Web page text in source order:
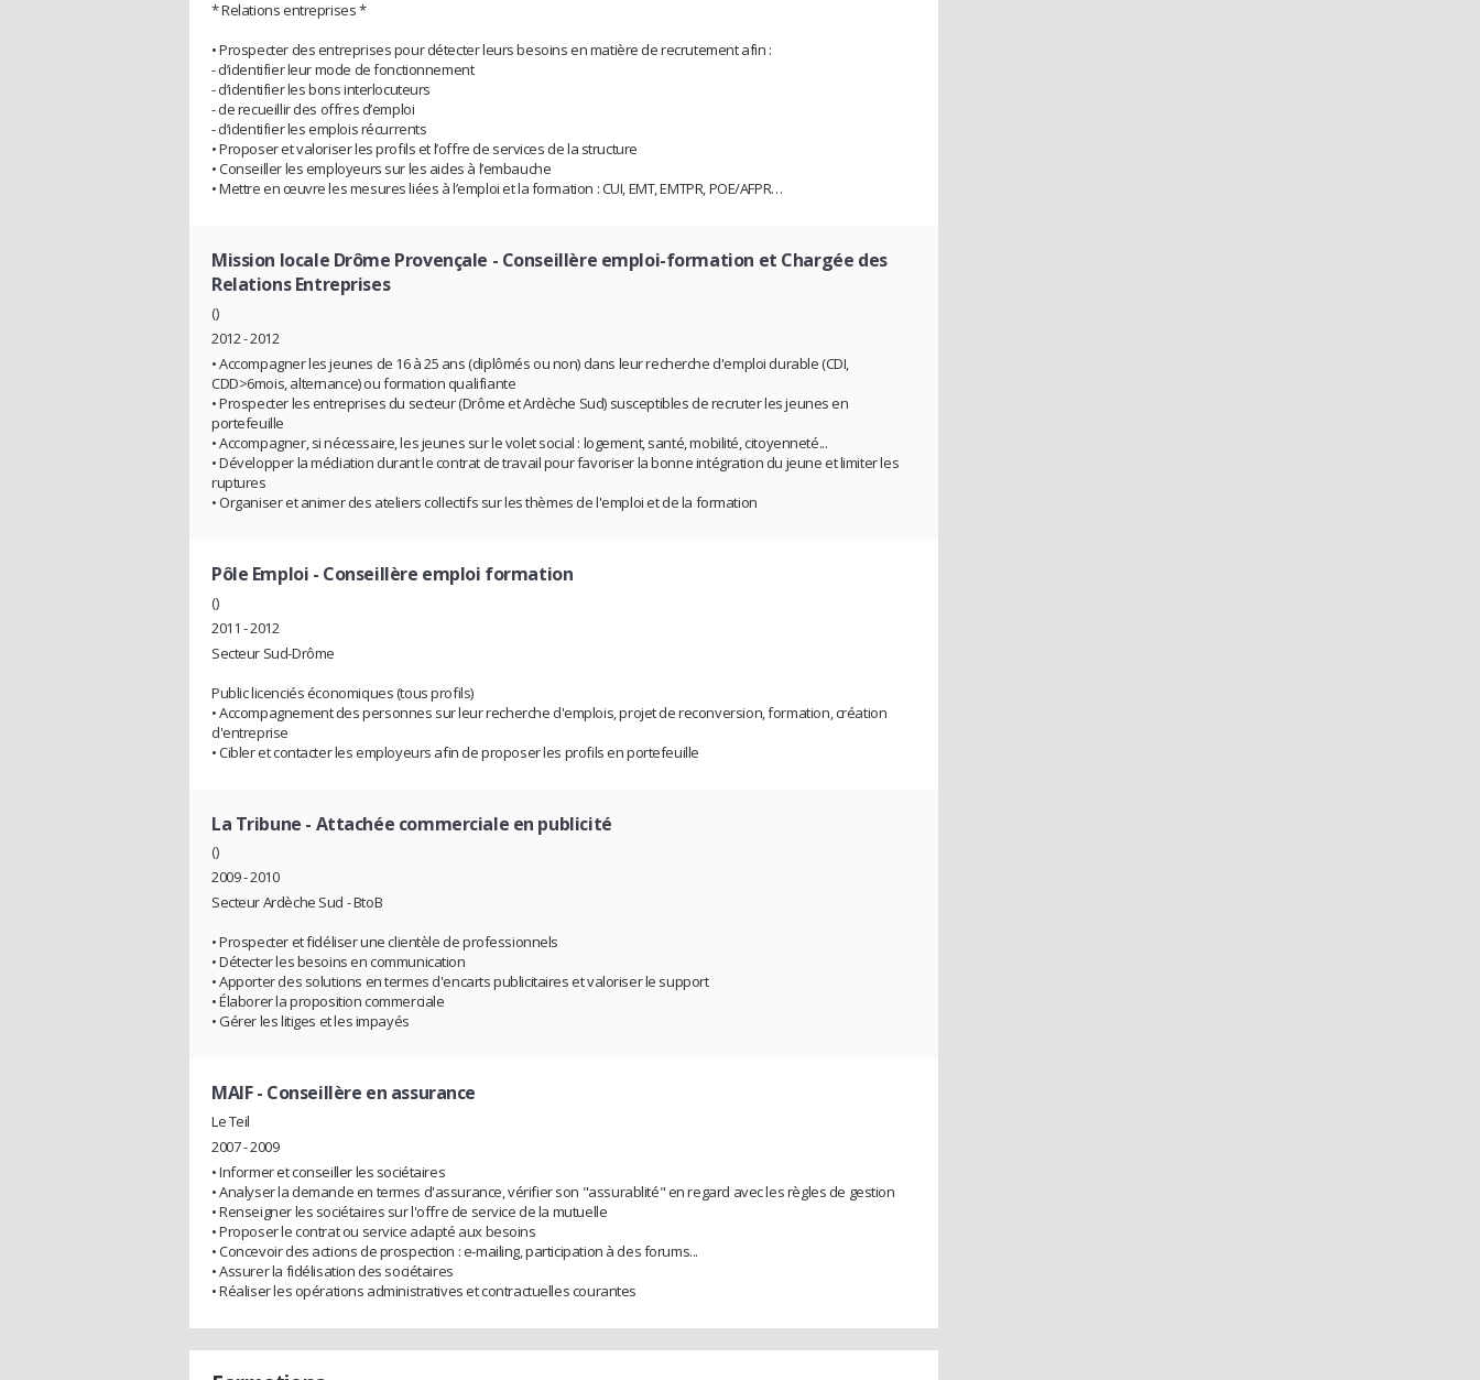
* Relations entreprises *
• Prospecter des entreprises pour détecter leurs besoins en matière de recrutement afin :
- d’identifier leur mode de fonctionnement
- d’identifier les bons interlocuteurs
- de recueillir des offres d’emploi
- d’identifier les emplois récurrents
• Proposer et valoriser les profils et l’offre de services de la structure
• Conseiller les employeurs sur les aides à l’embauche
• Mettre en œuvre les mesures liées à l’emploi et la formation : CUI, EMT, EMTPR, POE/AFPR…
Mission locale Drôme Provençale - Conseillère emploi-formation et Chargée des
Relations Entreprises
()
2012 - 2012
• Accompagner les jeunes de 16 à 25 ans (diplômés ou non) dans leur recherche d'emploi durable (CDI,
CDD>6mois, alternance) ou formation qualifiante
• Prospecter les entreprises du secteur (Drôme et Ardèche Sud) susceptibles de recruter les jeunes en
portefeuille
• Accompagner, si nécessaire, les jeunes sur le volet social : logement, santé, mobilité, citoyenneté...
• Développer la médiation durant le contrat de travail pour favoriser la bonne intégration du jeune et limiter les
ruptures
• Organiser et animer des ateliers collectifs sur les thèmes de l'emploi et de la formation
Pôle Emploi - Conseillère emploi formation
()
2011 - 2012
Secteur Sud-Drôme
Public licenciés économiques (tous profils)
• Accompagnement des personnes sur leur recherche d'emplois, projet de reconversion, formation, création
d'entreprise
• Cibler et contacter les employeurs afin de proposer les profils en portefeuille
La Tribune - Attachée commerciale en publicité
()
2009 - 2010
Secteur Ardèche Sud - BtoB
• Prospecter et fidéliser une clientèle de professionnels
• Détecter les besoins en communication
• Apporter des solutions en termes d'encarts publicitaires et valoriser le support
• Élaborer la proposition commerciale
• Gérer les litiges et les impayés
MAIF- Conseillère en assurance
Le Teil
2007 - 2009
• Informer et conseiller les sociétaires
• Analyser la demande en termes d'assurance, vérifier son "assurablité" en regard avec les règles de gestion
• Renseigner les sociétaires sur l'offre de service de la mutuelle
• Proposer le contrat ou service adapté aux besoins
• Concevoir des actions de prospection : e-mailing, participation à des forums...
• Assurer la fidélisation des sociétaires
• Réaliser les opérations administratives et contractuelles courantes